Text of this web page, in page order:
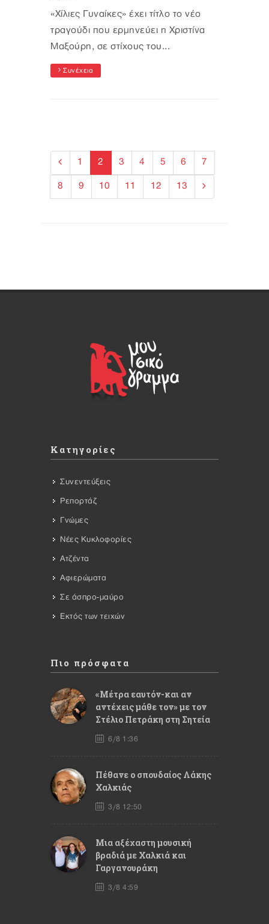
«Χίλιες Γυναίκες» έχει τίτλο το νέο
τραγούδι που ερμηνεύει η Χριστίνα
Μαξούρη, σε στίχους του...
Συνέχεια
1 2 3 4 5 6 7
8 9 10 11 12 13
Κατηγορίες
Συνεντεύξεις
Ρεπορτάζ
Γνώμες
Νέες Κυκλοφορίες
Ατζέντα
Αφιερώματα
Σε άσπρο-μαύρο
Εκτός των τειχών
Πιο πρόσφατα
«Μέτρα εαυτόν-και αν
αντέχεις μάθε τον» με τον
Στέλιο Πετράκη στη Σητεία
6/8 1:36
Πέθανε ο σπουδαίος Λάκης
Χαλκιάς
3/8 12:50
Mια αξέχαστη μουσική
βραδιά με Χαλκιά και
Γαργανουράκη
3/8 4:59